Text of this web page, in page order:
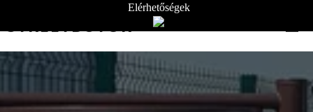
STREETBÚTOR
Elérhetőségek